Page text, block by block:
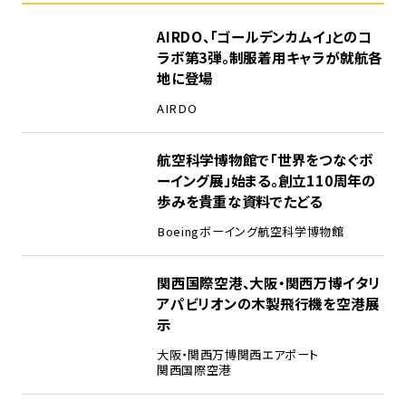
AIRDO、「ゴールデンカムイ」とのコ
ラボ第3弾。制服着用キャラが就航各
地に登場
AIRDO
航空科学博物館で「世界をつなぐボ
ーイング展」始まる。創立110周年の
歩みを貴重な資料でたどる
Boeingボーイング航空科学博物館
関西国際空港、大阪・関西万博イタリ
アパビリオンの木製飛行機を空港展
示
大阪・関西万博関西エアポート
関西国際空港